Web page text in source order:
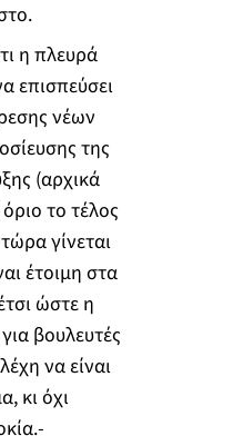
η πλευρά
επισπεύσει
νέων
της
(αρχικά
το τέλος
γίνεται
έτοιμη στα
ώστε η
βουλευτές
να είναι
κι όχι